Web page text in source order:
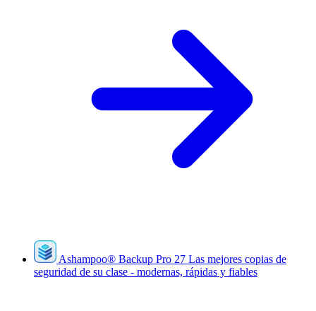
Ashampoo® Backup Pro 27 Las mejores copias de
seguridad de su clase - modernas, rápidas y fiables